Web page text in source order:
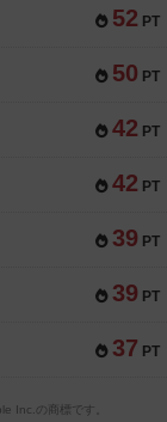
52 PT
50 PT
42 PT
42 PT
39 PT
39 PT
37 PT
Inc.の商標です。